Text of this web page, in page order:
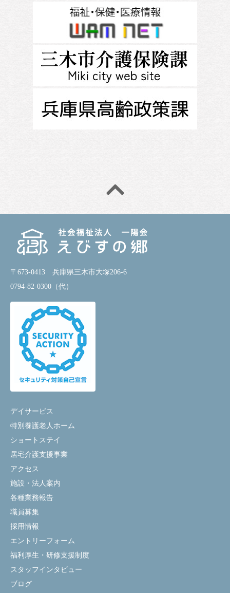
デイサービス
特別養護老人ホーム
ショートステイ
居宅介護支援事業
アクセス
施設・法人案内
各種業務報告
職員募集
採用情報
エントリーフォーム
福利厚生・研修支援制度
スタッフインタビュー
ブログ
〒673-0413 兵庫県三木市大塚206-6
0794-82-0300（代）